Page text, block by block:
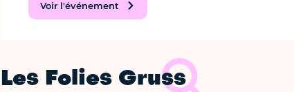
Voir l'événement
Les Folies Gruss